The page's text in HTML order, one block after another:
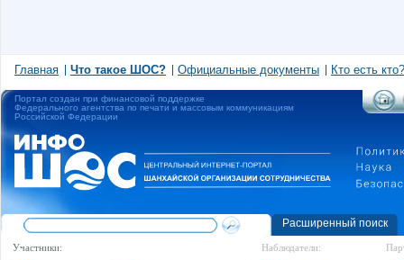
Главная Что такое ШОС? Официальные документы Кто есть кто?
Портал создан при финансовой поддержке
Федерального агентства по печати и массовым коммуникациям
Российской Федерации
Расширенный поиск
Участники: Наблюдатели: